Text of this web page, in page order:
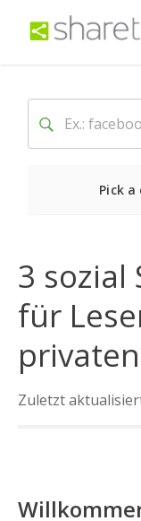
Pick
3 sozial
für
Zuletzt